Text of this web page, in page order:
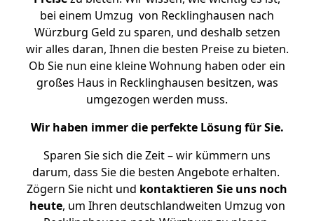
bei einem Umzug von Recklinghausen nach
Würzburg Geld zu sparen, und deshalb setzen
wir alles daran, Ihnen die besten Preise zu bieten.
Ob Sie nun eine kleine Wohnung haben oder ein
großes Haus in Recklinghausen besitzen, was
umgezogen werden muss.
Wir haben immer die perfekte Lösung für Sie.
Sparen Sie sich die Zeit – wir kümmern uns
darum, dass Sie die besten Angebote erhalten.
Zögern Sie nicht und kontaktieren Sie uns noch
heute, um Ihren deutschlandweiten Umzug von